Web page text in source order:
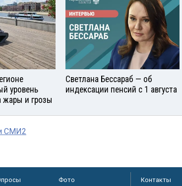
уровень
жары и грозы
Светлана Бессараб — об
индексации пенсий с 1 августа
СМИ2
Фото
Контакты